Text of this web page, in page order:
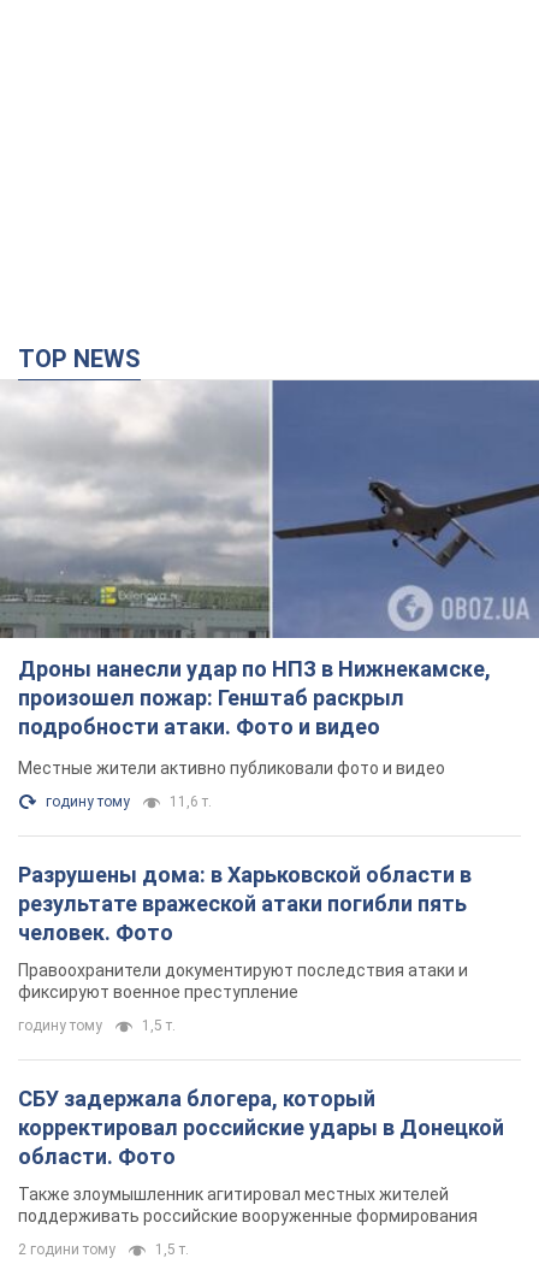
TOP NEWS
Дроны нанесли удар по НПЗ в Нижнекамске,
произошел пожар: Генштаб раскрыл
подробности атаки. Фото и видео
Местные жители активно публиковали фото и видео
годину тому 11,6 т.
Разрушены дома: в Харьковской области в
результате вражеской атаки погибли пять
человек. Фото
Правоохранители документируют последствия атаки и
фиксируют военное преступление
годину тому 1,5 т.
СБУ задержала блогера, который
корректировал российские удары в Донецкой
области. Фото
Также злоумышленник агитировал местных жителей
поддерживать российские вооруженные формирования
2 години тому 1,5 т.